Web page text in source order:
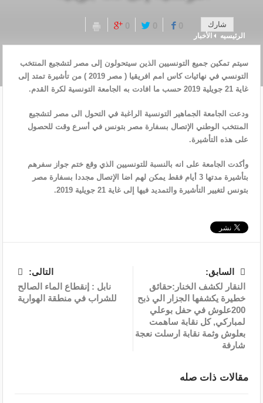
شارك
الرئيسيه الأخبار
سيتم تمكين جميع التونسيين الذين سيتحولون إلى مصر لتشجيع المنتخب
التونسي في نهائيات كاس امم افريقيا ( مصر 2019 ) من تأشيرة تمتد إلى
غاية 21 جويلية 2019 حسب ما افادت به الجامعة التونسية لكرة القدم.
ودعت الجامعة الجماهير التونسية الراغبة في التحول الى مصر لتشجيع
المنتخب الوطني الإتصال بسفارة مصر بتونس في أسرع وقت للحصول
على هذه التأشيرة.
وأكدت الجامعة على انه بالنسبة للتونسيين الذي وقع ختم جواز سفرهم
بتأشيرة مدتها 3 أيام فقط يمكن لهم اضا الإتصال مجددا بسفارة مصر
بتونس لتغيير التأشيرة والتمديد فيها إلى غاية 21 جويلية 2019.
السابق:
النقار لكشف الخنار:حقائق
خطيرة يكشفها الجزار الي ذبح
200علوش في حفل بوعلي
لمباركي, كل نقابة ساهمت
بعلوش وثمة نقابة ارسلت نعجة
شارفة
التالى:
نابل : إنقطاع الماء الصالح
للشراب في منطقة الهوارية
مقالات ذات صله